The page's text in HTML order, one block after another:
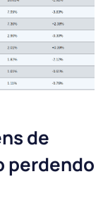
de
perdendo